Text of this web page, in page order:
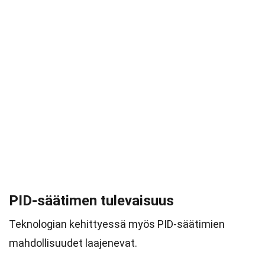
PID-säätimen tulevaisuus
Teknologian kehittyessä myös PID-säätimien
mahdollisuudet laajenevat.